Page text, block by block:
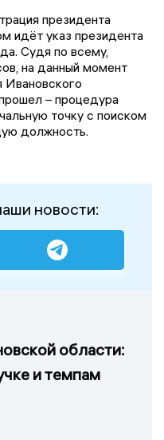
президента
идёт указ президента
Судя по всему,
на данный момент
Ивановского
– процедура
точку с поиском
должность.
новости:
области:
и темпам